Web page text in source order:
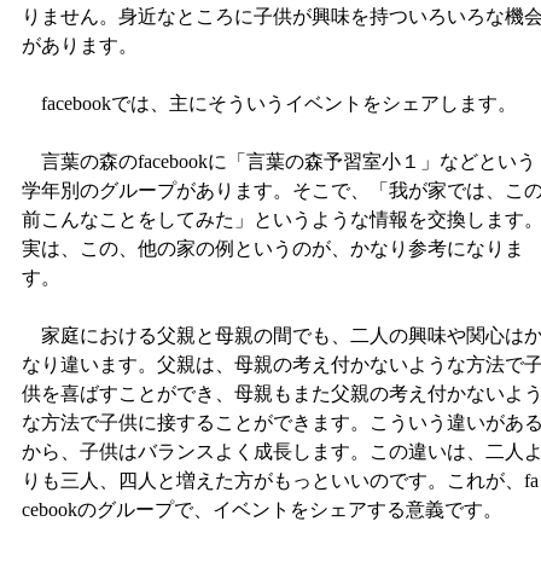
りません。身近なところに子供が興味を持ついろいろな機
があります。
facebookでは、主にそういうイベントをシェアします。
言葉の森のfacebookに「言葉の森予習室小１」などという
学年別のグループがあります。そこで、「我が家では、こ
前こんなことをしてみた」というような情報を交換します
実は、この、他の家の例というのが、かなり参考になりま
す。
家庭における父親と母親の間でも、二人の興味や関心は
なり違います。父親は、母親の考え付かないような方法で
供を喜ばすことができ、母親もまた父親の考え付かないよ
な方法で子供に接することができます。こういう違いがあ
から、子供はバランスよく成長します。この違いは、二人
りも三人、四人と増えた方がもっといいのです。これが、fa
cebookのグループで、イベントをシェアする意義です。